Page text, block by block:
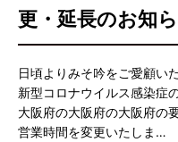
更・延長のお知
日頃よりみそ吟をご愛顧い
新型コロナウイルス感染症
大阪府の大阪府の大阪府の
営業時間を変更いたしま…